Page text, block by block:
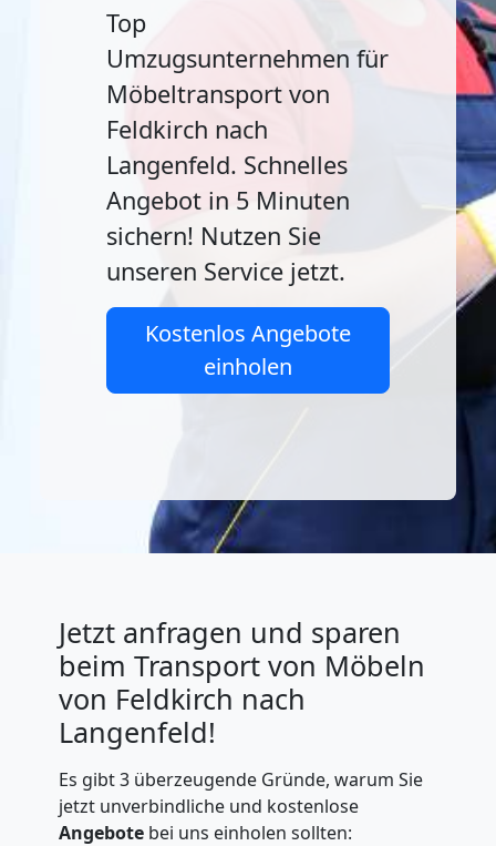
Top
Umzugsunternehmen für
Möbeltransport von
Feldkirch nach
Langenfeld. Schnelles
Angebot in 5 Minuten
sichern! Nutzen Sie
unseren Service jetzt.
Kostenlos Angebote
einholen
Jetzt anfragen und sparen
beim Transport von Möbeln
von Feldkirch nach
Langenfeld!
Es gibt 3 überzeugende Gründe, warum Sie
jetzt unverbindliche und kostenlose
Angebote bei uns einholen sollten: